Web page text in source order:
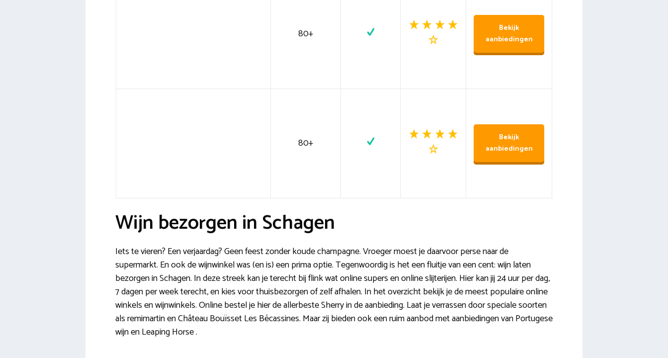
80+
Bekijk
aanbiedingen
80+
Bekijk
aanbiedingen
Wijn bezorgen in Schagen
Iets te vieren? Een verjaardag? Geen feest zonder koude champagne. Vroeger moest je daarvoor perse naar de
supermarkt. En ook de wijnwinkel was (en is) een prima optie. Tegenwoordig is het een fluitje van een cent: wijn laten
bezorgen in Schagen. In deze streek kan je terecht bij flink wat online supers en online slijterijen. Hier kan jij 24 uur per dag,
7 dagen per week terecht, en kies voor thuisbezorgen of zelf afhalen. In het overzicht bekijk je de meest populaire online
winkels en wijnwinkels. Online bestel je hier de allerbeste Sherry in de aanbieding. Laat je verrassen door speciale soorten
als remimartin en Château Bouïsset Les Bécassines. Maar zij bieden ook een ruim aanbod met aanbiedingen van Portugese
wijn en Leaping Horse .